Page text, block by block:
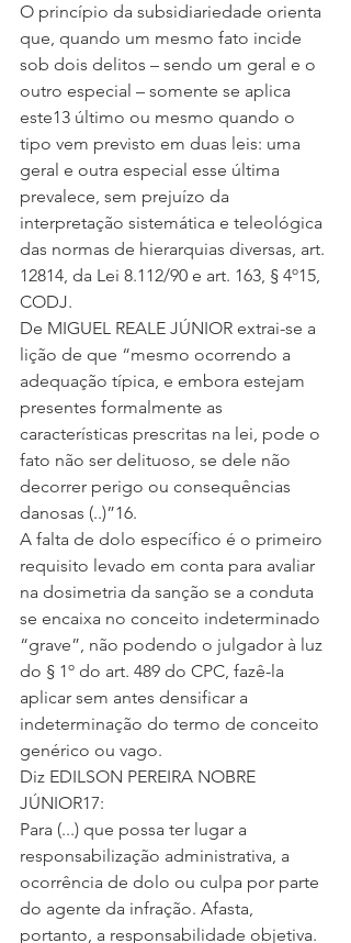
O princípio da subsidiariedade orienta
que, quando um mesmo fato incide
sob dois delitos – sendo um geral e o
outro especial – somente se aplica
este13 último ou mesmo quando o
tipo vem previsto em duas leis: uma
geral e outra especial esse última
prevalece, sem prejuízo da
interpretação sistemática e teleológica
das normas de hierarquias diversas, art.
12814, da Lei 8.112/90 e art. 163, § 4º15,
CODJ.
De MIGUEL REALE JÚNIOR extrai-se a
lição de que “mesmo ocorrendo a
adequação típica, e embora estejam
presentes formalmente as
características prescritas na lei, pode o
fato não ser delituoso, se dele não
decorrer perigo ou consequências
danosas (..)”16.
A falta de dolo específico é o primeiro
requisito levado em conta para avaliar
na dosimetria da sanção se a conduta
se encaixa no conceito indeterminado
“grave”, não podendo o julgador à luz
do § 1º do art. 489 do CPC, fazê-la
aplicar sem antes densificar a
indeterminação do termo de conceito
genérico ou vago.
Diz EDILSON PEREIRA NOBRE
JÚNIOR17:
Para (...) que possa ter lugar a
responsabilização administrativa, a
ocorrência de dolo ou culpa por parte
do agente da infração. Afasta,
portanto, a responsabilidade objetiva.